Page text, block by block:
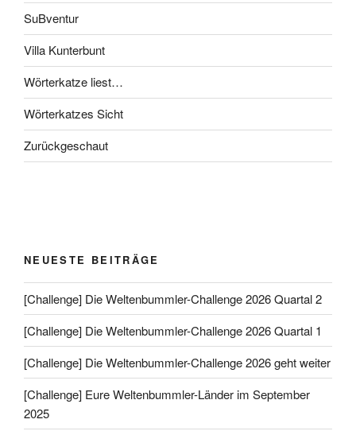
SuBventur
Villa Kunterbunt
Wörterkatze liest…
Wörterkatzes Sicht
Zurückgeschaut
NEUESTE BEITRÄGE
[Challenge] Die Weltenbummler-Challenge 2026 Quartal 2
[Challenge] Die Weltenbummler-Challenge 2026 Quartal 1
[Challenge] Die Weltenbummler-Challenge 2026 geht weiter
[Challenge] Eure Weltenbummler-Länder im September
2025